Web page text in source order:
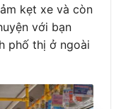
kẹt xe và còn
với bạn
phố thị ở ngoài